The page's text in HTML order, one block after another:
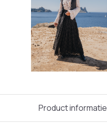
Product informatie